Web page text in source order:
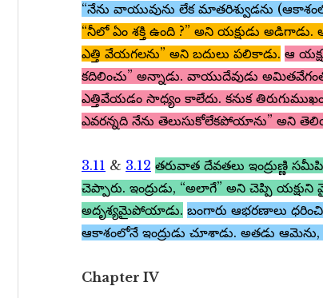
“నేను వాయువును లేక మాతరిశ్వుడను
“నీలో ఏం శక్తి ఉంది ?” అని యక్షుడు
ఎత్తి వేయగలను” అని బదులు పలికాడు. ఆ
కదిలించు” అన్నాడు. వాయుదేవుడు
ఎత్తివేయడం సాధ్యం కాలేదు. కనుక
ఎవరన్నది నేను తెలుసుకోలేకపోయాను” అని
3.11 & 3.12 తరువాత దేవతలు ఇంద్రుణ్ణి
చెప్పారు. ఇంద్రుడు, “అలాగే” అని చెప్పి
అదృశ్యమైపోయాడు. బంగారు ఆభరణాలు ధరించి
ఆకాశంలోనే ఇంద్రుడు చూశాడు. అతడు ఆమెను,
Chapter IV